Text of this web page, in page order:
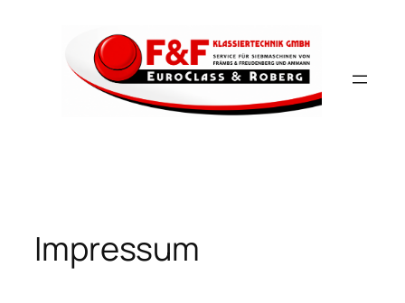
springen
Impressum